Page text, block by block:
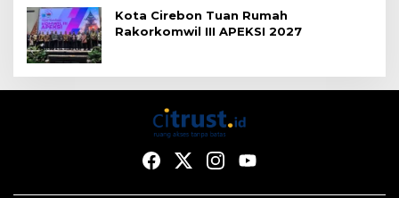
Kota Cirebon Tuan Rumah
Rakorkomwil III APEKSI 2027